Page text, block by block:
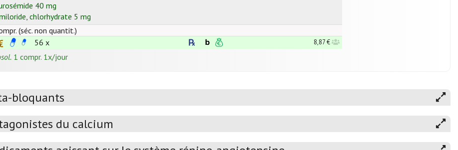
40 mg
, chlorhydrate 5 mg
(séc. non quantit.)
56 x
8,87 €
1 compr. 1x/jour
bloquants
du calcium